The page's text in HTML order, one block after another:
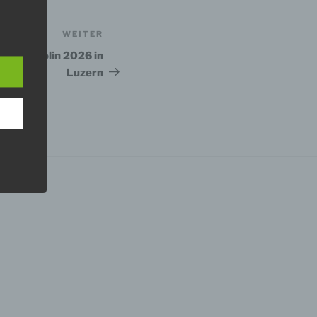
Beitrag
WEITER
Trampolin 2026 in
Luzern
zu